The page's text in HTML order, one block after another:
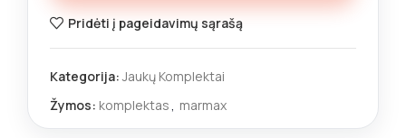
Pridėti į pageidavimų sąrašą
Kategorija: Jaukų Komplektai
Žymos: komplektas, marmax